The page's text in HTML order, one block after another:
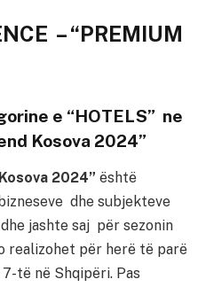
– “PREMIUM
e “HOTELS” ne
Kosova 2024”
2024” është
dhe subjekteve
jashte saj për sezonin
realizohet për herë të parë
të në Shqipëri. Pas